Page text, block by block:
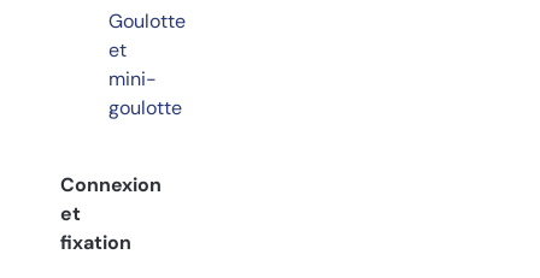
Goulotte
et
mini-
goulotte
Connexion
et
fixation